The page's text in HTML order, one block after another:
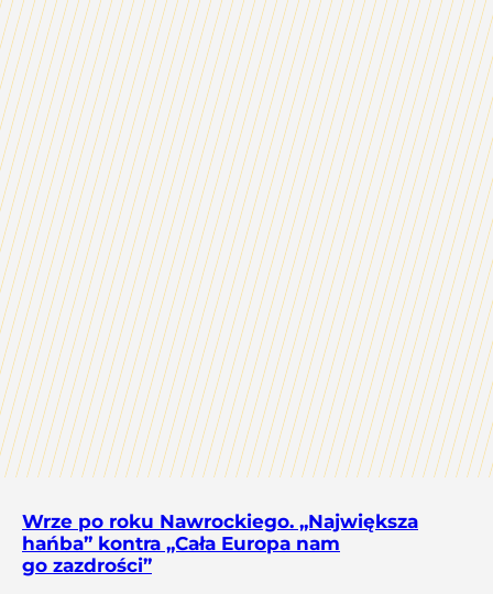
Wrze po roku Nawrockiego. „Największa
hańba” kontra „Cała Europa nam
go zazdrości”